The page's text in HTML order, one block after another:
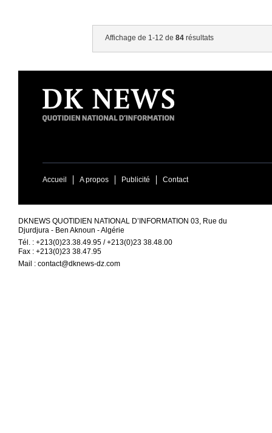
Affichage de 1-12 de 84 résultats
Accueil A propos Publicité Contact
DKNEWS QUOTIDIEN NATIONAL D’INFORMATION 03, Rue du
Djurdjura - Ben Aknoun - Algérie
Tél. : +213(0)23.38.49.95 / +213(0)23 38.48.00
Fax : +213(0)23 38.47.95
Mail : contact@dknews-dz.com